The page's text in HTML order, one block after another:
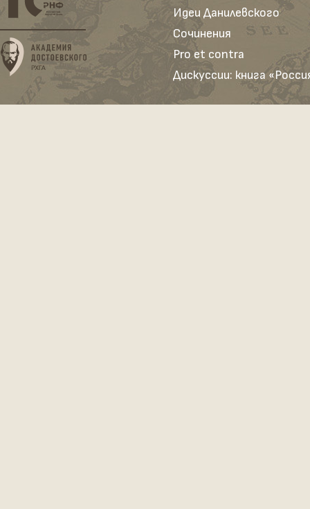
Идеи Данилевского
Сочинения
Pro et contra
Дискуссии: книга